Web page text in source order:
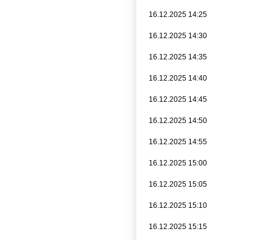
16.12.2025 14:25
16.12.2025 14:30
16.12.2025 14:35
16.12.2025 14:40
16.12.2025 14:45
16.12.2025 14:50
16.12.2025 14:55
16.12.2025 15:00
16.12.2025 15:05
16.12.2025 15:10
16.12.2025 15:15